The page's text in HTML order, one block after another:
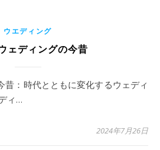
ウエディング
ェディングの今昔
ィ…
2024年7月26日